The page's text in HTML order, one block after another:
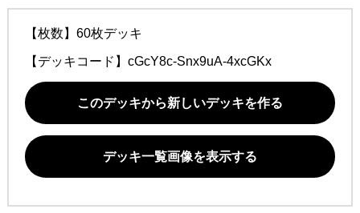
【枚数】60枚デッキ
【デッキコード】 cGcY8c-Snx9uA-4xcGKx
このデッキから新しいデッキを作る
デッキ一覧画像を表示する